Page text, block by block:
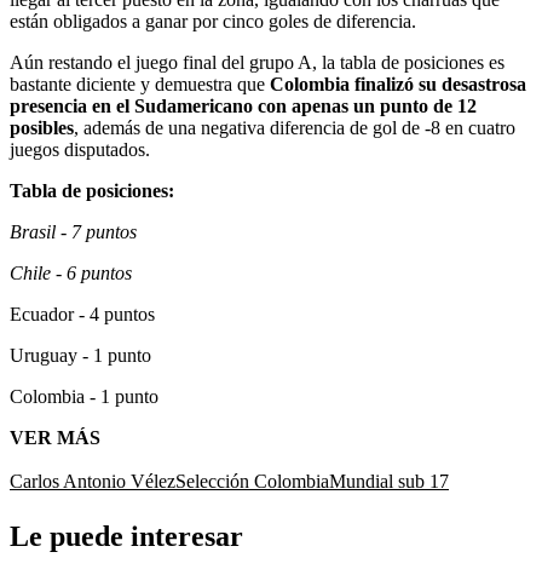
están obligados a ganar por cinco goles de diferencia.
Aún restando el juego final del grupo A, la tabla de posiciones es
bastante diciente y demuestra que Colombia finalizó su desastrosa
presencia en el Sudamericano con apenas un punto de 12
posibles, además de una negativa diferencia de gol de -8 en cuatro
juegos disputados.
Tabla de posiciones:
Brasil - 7 puntos
Chile - 6 puntos
Ecuador - 4 puntos
Uruguay - 1 punto
Colombia - 1 punto
VER MÁS
Carlos Antonio VélezSelección ColombiaMundial sub 17
Le puede interesar